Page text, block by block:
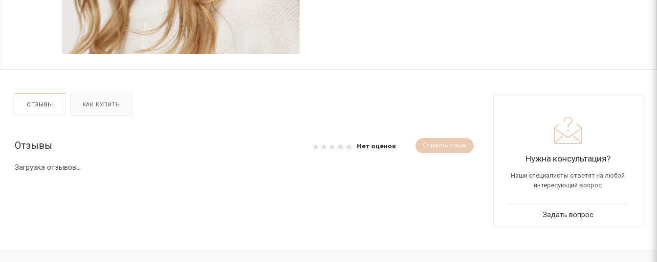
ОТЗЫВЫ КАК КУПИТЬ
Отзывы Нет оценок Оставить отзыв
Загрузка отзывов...
Нужна консультация?
Наши специалисты ответят на любой
интересующий вопрос
Задать вопрос